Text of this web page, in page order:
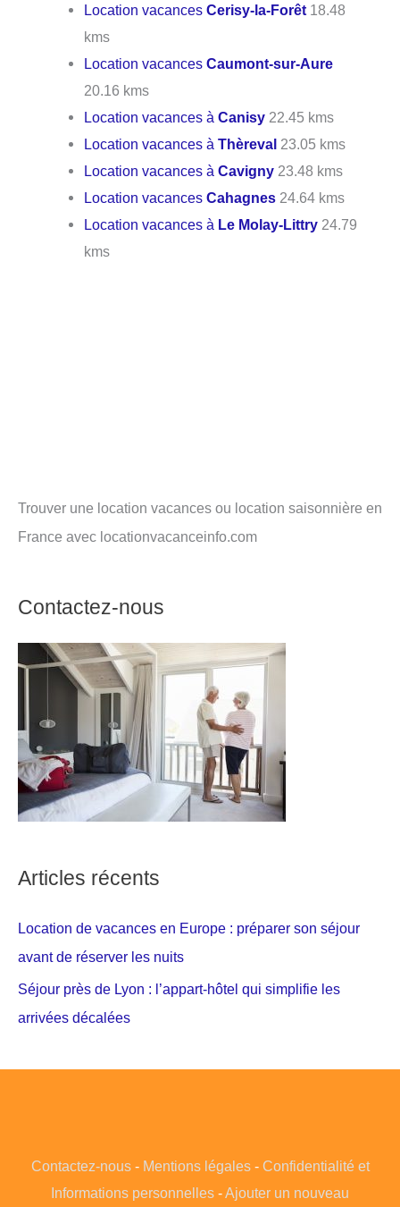
Location vacancesCerisy-la-Forêt 18.48
kms
Location vacancesCaumont-sur-Aure
20.16 kms
Location vacances àCanisy 22.45 kms
Location vacances àThèreval 23.05 kms
Location vacances àCavigny 23.48 kms
Location vacancesCahagnes 24.64 kms
Location vacances à Le Molay-Littry 24.79
kms
Trouver une location vacances ou location saisonnière en
France avec locationvacanceinfo.com
Contactez-nous
Articles récents
Location de vacances en Europe : préparer son séjour
avant de réserver les nuits
Séjour près de Lyon : l’appart-hôtel qui simplifie les
arrivées décalées
Contactez-nous- Mentions légales- Confidentialité et
Informations personnelles - Ajouter un nouveau